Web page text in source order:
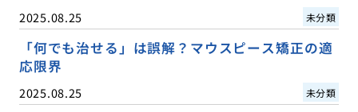
2025.08.25 未分類
「何でも治せる」は誤解？マウスピース矯正の適
応限界
2025.08.25 未分類